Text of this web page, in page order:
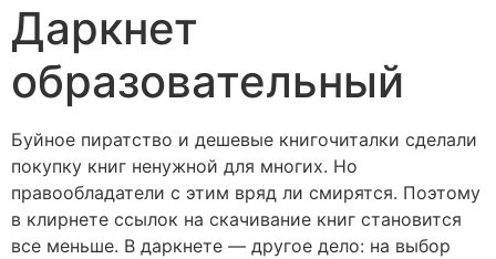
Даркнет
образовательный
Буйное пиратство и дешевые книгочиталки сделали
покупку книг ненужной для многих. Но
правообладатели с этим вряд ли смирятся. Поэтому
в клирнете ссылок на скачивание книг становится
все меньше. В даркнете — другое дело: на выбор